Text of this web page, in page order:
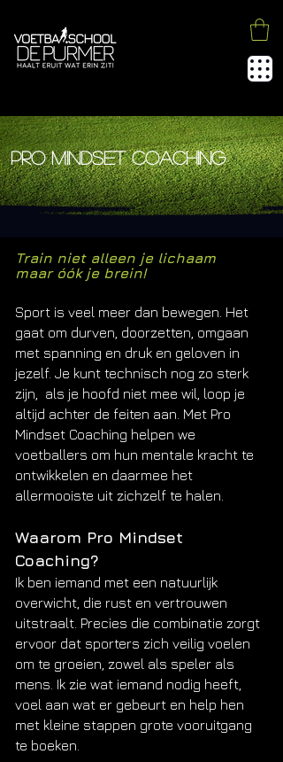
pro mindset coaching
Train niet alleen je lichaam
maar óók je brein!
​Sport is veel meer dan bewegen. Het
gaat om durven, doorzetten, omgaan
met spanning en druk en geloven in
jezelf. Je kunt technisch nog zo sterk
zijn, als je hoofd niet mee wil, loop je
altijd achter de feiten aan. Met Pro
Mindset Coaching helpen we
voetballers om hun mentale kracht te
ontwikkelen en daarmee het
allermooiste uit zichzelf te halen.
Waarom Pro Mindset
Coaching?
Ik ben iemand met een natuurlijk
overwicht, die rust en vertrouwen
uitstraalt. Precies die combinatie zorgt
ervoor dat sporters zich veilig voelen
om te groeien, zowel als speler als
mens. Ik zie wat iemand nodig heeft,
voel aan wat er gebeurt en help hen
met kleine stappen grote vooruitgang
te boeken.